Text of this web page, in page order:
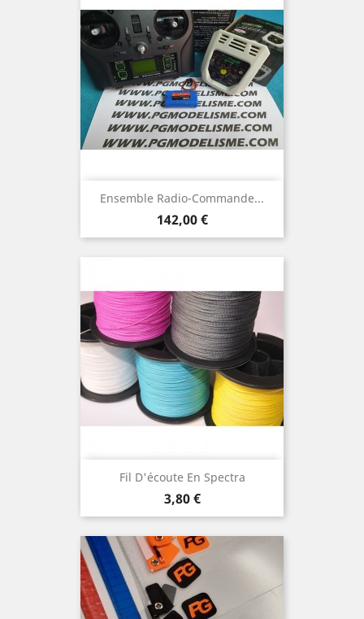
Ensemble Radio-Commande...
Prix
142,00 €
Fil D'écoute En Spectra
Prix
3,80 €